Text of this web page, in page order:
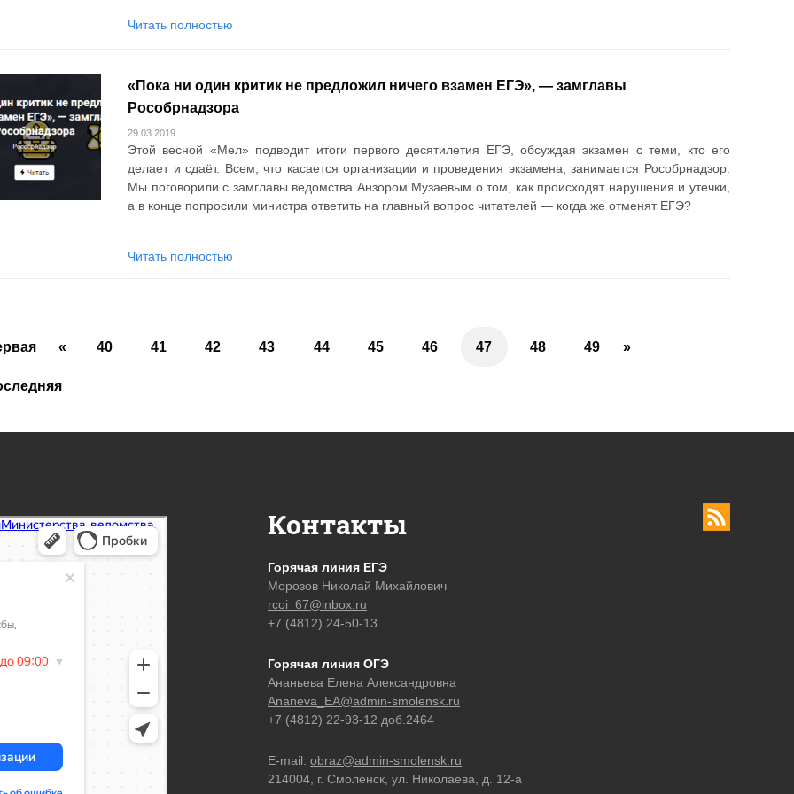
Читать полностью
«Пока ни один критик не предложил ничего взамен ЕГЭ», — замглавы
Рособрнадзора
29.03.2019
Этой весной «Мел» подводит итоги первого десятилетия ЕГЭ, обсуждая экзамен с теми, кто его
делает и сдаёт. Всем, что касается организации и проведения экзамена, занимается Рособрнадзор.
Мы поговорили с замглавы ведомства Анзором Музаевым о том, как происходят нарушения и утечки,
а в конце попросили министра ответить на главный вопрос читателей — когда же отменят ЕГЭ?
Читать полностью
« 40 41 42 43 44 45 46 47 48 49 »
Контакты
Горячая линия ЕГЭ
Морозов Николай Михайлович
rcoi_67@inbox.ru
+7 (4812) 24-50-13
Горячая линия ОГЭ
Ананьева Елена Александровна
Ananeva_EA@admin-smolensk.ru
+7 (4812) 22-93-12 доб.2464
E-mail:obraz@admin-smolensk.ru
214004, г. Смоленск, ул. Николаева, д. 12-а